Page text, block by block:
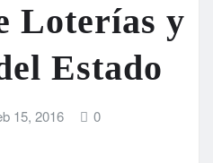
Loterías y
Estado
15, 2016 0